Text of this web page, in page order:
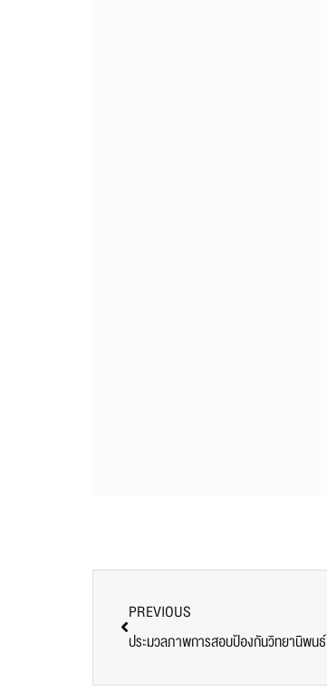
PREVIOUS
ประมวลภาพการสอบป้องกันวิทยานิพนธ์